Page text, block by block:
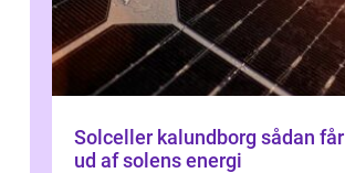
Solceller kalundborg sådan får du mest
ud af solens energi